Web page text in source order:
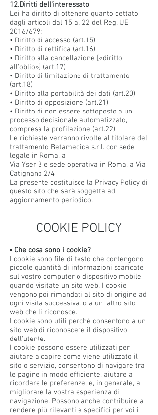
12.Diritti dell'interessato
Lei ha diritto di ottenere quanto dettato
dagli articoli dal 15 al 22 del Reg. UE
2016/679:
• Diritto di accesso (art.15)
• Diritto di rettifica (art.16)
• Diritto alla cancellazione [«diritto
all'oblio»] (art.17)
• Diritto di limitazione di trattamento
(art.18)
• Diritto alla portabilità dei dati (art.20)
• Diritto di opposizione (art.21)
• Diritto di non essere sottoposto a un
processo decisionale automatizzato,
compresa la profilazione (art.22)
Le richieste verranno rivolte al titolare del
trattamento Betamedica s.r.l. con sede
legale in Roma, a
Via Yser 8 e sede operativa in Roma, a Via
Catignano 2/4
La presente costituisce la Privacy Policy di
questo sito che sarà soggetta ad
aggiornamento periodico.
COOKIE POLICY
▪ Che cosa sono i cookie?
I cookie sono file di testo che contengono
piccole quantità di informazioni scaricate
sul vostro computer o dispositivo mobile
quando visitate un sito web. I cookie
vengono poi rimandati al sito di origine ad
ogni visita successiva, o a un altro sito
web che li riconosce.
I cookie sono utili perché consentono a un
sito web di riconoscere il dispositivo
dell'utente.
I cookie possono essere utilizzati per
aiutare a capire come viene utilizzato il
sito o servizio, consentono di navigare tra
le pagine in modo efficiente, aiutare a
ricordare le preferenze, e, in generale, a
migliorare la vostra esperienza di
navigazione. Possono anche contribuire a
rendere più rilevanti e specifici per voi i